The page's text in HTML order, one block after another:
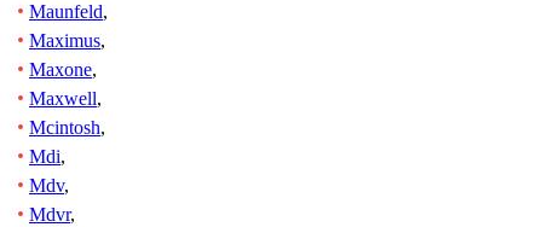
Maunfeld,
Maximus,
Maxone,
Maxwell,
Mcintosh,
Mdi,
Mdv,
Mdvr,